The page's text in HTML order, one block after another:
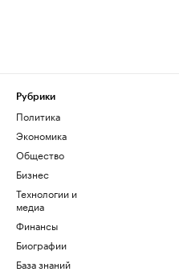
Рубрики
Политика
Экономика
Общество
Бизнес
Технологии и
медиа
Финансы
Биографии
База знаний